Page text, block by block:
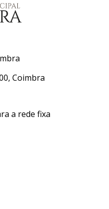
Coimbra
a rede fixa